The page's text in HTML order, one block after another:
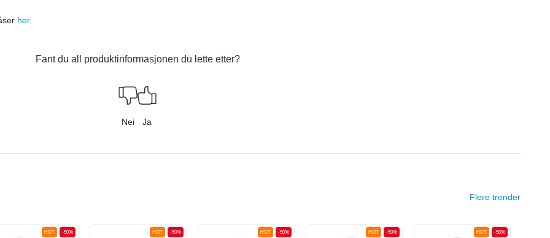
her.
Fant du all produktinformasjonen du lette etter?
Nei Ja
Flere trender
-50%
HOT -50%
HOT -50%
HOT -50%
HOT -50%
HOT